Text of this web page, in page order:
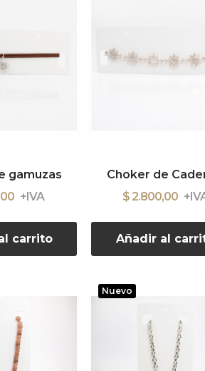
gamuzas
carrito
Choker de
$ 2.800,00
Añadir al
Nuevo